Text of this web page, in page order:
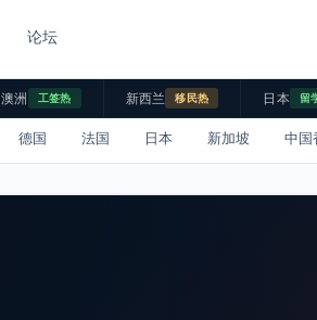
论坛
澳洲 工签热 新西兰 移民热 日本 留
德国 法国 日本 新加坡 中国